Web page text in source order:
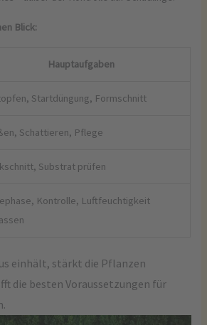
Blick:
Hauptaufgaben
Startdüngung, Formschnitt
Schattieren, Pflege
Substrat prüfen
Kontrolle, Luftfeuchtigkeit
einhält, stärkt die Pflanzen
die besten Voraussetzungen für